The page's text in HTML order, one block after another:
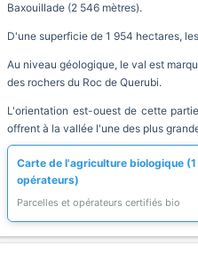
Baxouillade (2 546 mètres).
D'une superficie de 1 954 hectares,
Au niveau géologique, le val est
des rochers du Roc de Querubi.
L'orientation est-ouest de cette
offrent à la vallée l'une des plus
Carte de l'agriculture biologique (1
opérateurs)
Parcelles et opérateurs certifiés bio